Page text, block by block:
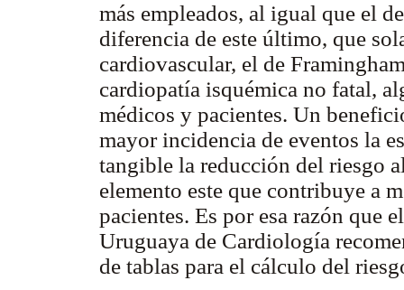
más empleados, al igual que el
diferencia de este último, que
cardiovascular, el de
cardiopatía isquémica no fatal,
médicos y pacientes. Un
mayor incidencia de eventos la
tangible la reducción del riesgo
elemento este que contribuye a
pacientes. Es por esa razón que
Uruguaya de Cardiología
de tablas para el cálculo del